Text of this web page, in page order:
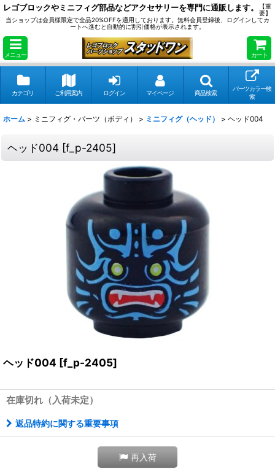
レゴブロックやミニフィグ部品などアクセサリーを専門に通販します。
【重
要】
当ショップは会員様限定で全品20%OFFを適用しております。無料会員登録後、ログインしてカ
ートへ進むと自動的に割引価格が表示されます。
メニュー カート
カテゴリ ご利用案内 ログイン マイページ 商品検索
パーツカラー検
索
ホーム > ミニフィグ・パーツ（ボディ） > ミニフィグ（ヘッド） > ヘッド004
ヘッド004 [f_p-2405]
ヘッド004 [f_p-2405]
在庫切れ（入荷未定）
返品特約に関する重要事項
再入荷